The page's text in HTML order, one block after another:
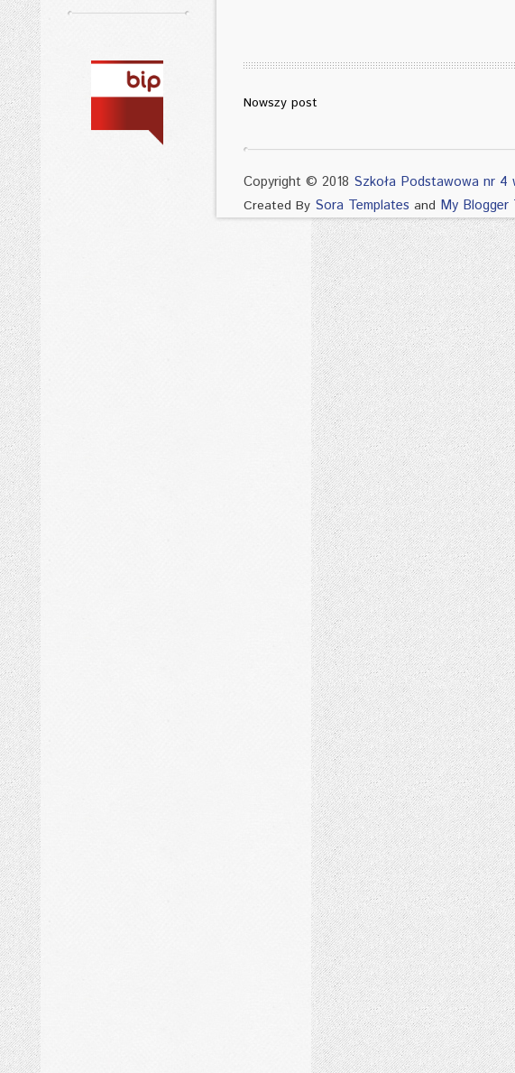
Nowszy post
Copyright © 2018 Szkoła Podstawowa nr 4
Created By Sora Templates and My Blogger